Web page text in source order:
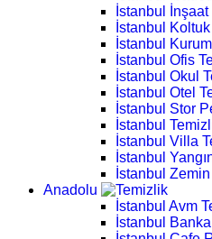
İstanbul
İstanbul
İstanbul
İstanbul Ofis
İstanbul Okul
İstanbul Otel
İstanbul Stor
İstanbul
İstanbul Villa
İstanbul
İstanbul
Anadolu
İstanbul Avm
İstanbul